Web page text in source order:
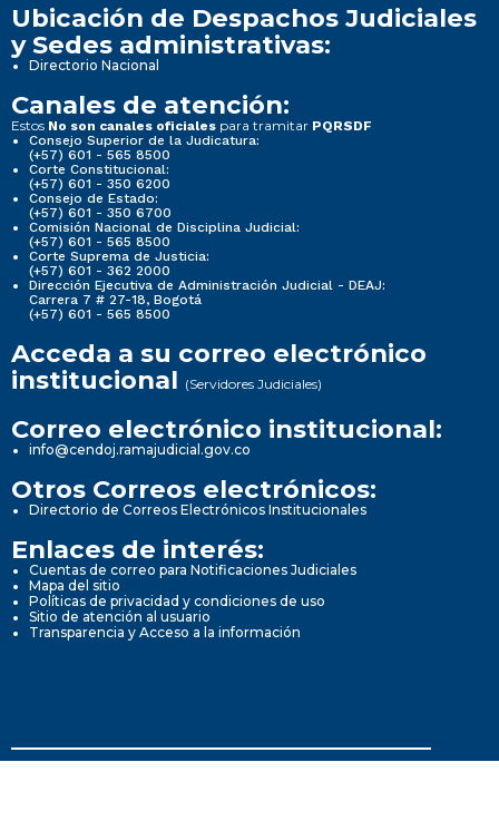
Ubicación de Despachos Judiciales
y Sedes administrativas:
Directorio Nacional
Canales de atención:
Estos No son canales oficiales para tramitar PQRSDF
Consejo Superior de la Judicatura:
(+57) 601 - 565 8500
Corte Constitucional:
(+57) 601 - 350 6200
Consejo de Estado:
(+57) 601 - 350 6700
Comisión Nacional de Disciplina Judicial:
(+57) 601 - 565 8500
Corte Suprema de Justicia:
(+57) 601 - 362 2000
Dirección Ejecutiva de Administración Judicial - DEAJ:
Carrera 7 # 27-18, Bogotá
(+57) 601 - 565 8500
Acceda a su correo electrónico
institucional (Servidores Judiciales)
Correo electrónico institucional:
info@cendoj.ramajudicial.gov.co
Otros Correos electrónicos:
Directorio de Correos Electrónicos Institucionales
Enlaces de interés:
Cuentas de correo para Notificaciones Judiciales
Mapa del sitio
Políticas de privacidad y condiciones de uso
Sitio de atención al usuario
Transparencia y Acceso a la información